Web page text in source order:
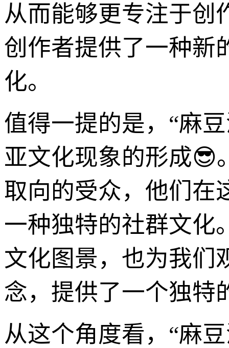
从而能够更专注于创
创作者提供了一种新
化。
值得一提的是，“麻
亚文化现象的形成😎
取向的受众，他们在
一种独特的社群文化
文化图景，也为我们
念，提供了一个独特
从这个角度看，“麻